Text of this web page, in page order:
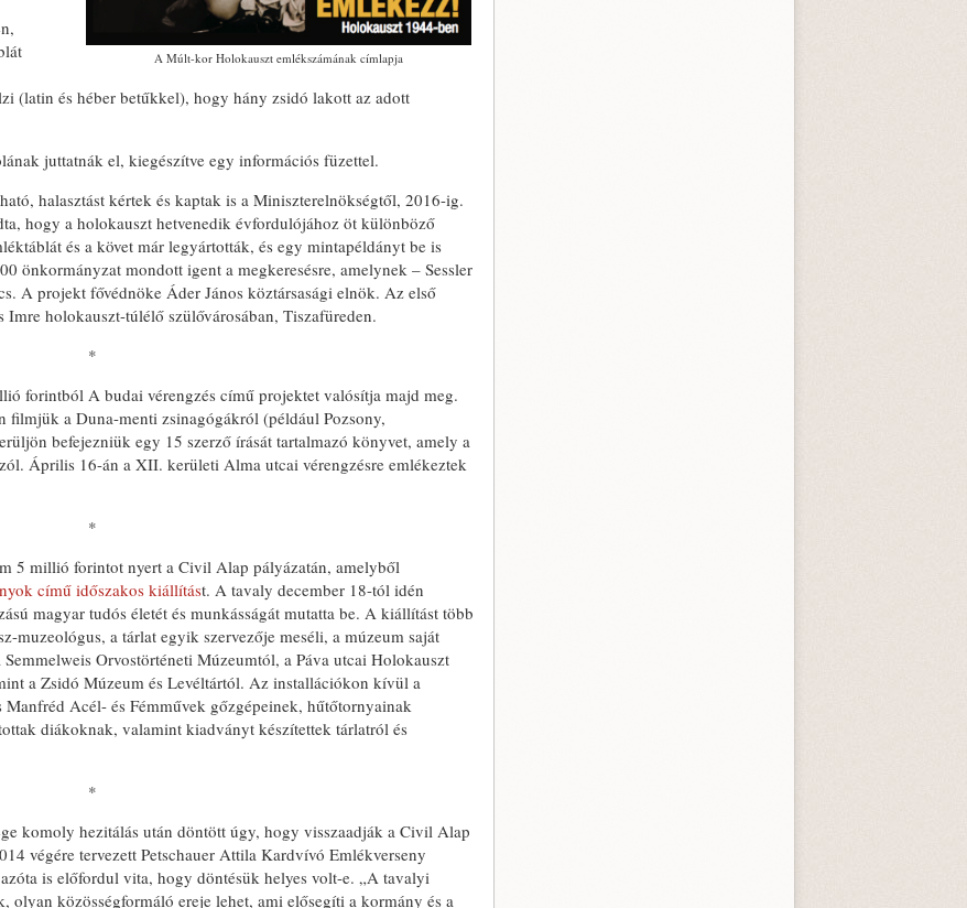
A Múlt-kor Holokauszt emlékszámának címlapja
(latin és héber betűkkel), hogy hány zsidó lakott az adott
juttatnák el, kiegészítve egy információs füzettel.
halasztást kértek és kaptak is a Miniszterelnökségtől, 2016-ig.
hogy a holokauszt hetvenedik évfordulójához öt különböző
és a követ már legyártották, és egy mintapéldányt be is
önkormányzat mondott igent a megkeresésre, amelynek – Sessler
A projekt fővédnöke Áder János köztársasági elnök. Az első
holokauszt-túlélő szülővárosában, Tiszafüreden.
*
forintból A budai vérengzés című projektet valósítja majd meg.
filmjük a Duna-menti zsinagógákról (például Pozsony,
befejezniük egy 15 szerző írását tartalmazó könyvet, amely a
Április 16-án a XII. kerületi Alma utcai vérengzésre emlékeztek
*
5 millió forintot nyert a Civil Alap pályázatán, amelyből
című időszakos kiállítást. A tavaly december 18-tól idén
magyar tudós életét és munkásságát mutatta be. A kiállítást több
muzeológus, a tárlat egyik szervezője meséli, a múzeum saját
Orvostörténeti Múzeumtól, a Páva utcai Holokauszt
a Zsidó Múzeum és Levéltártól. Az installációkon kívül a
Acél- és Fémművek gőzgépeinek, hűtőtornyainak
diákoknak, valamint kiadványt készítettek tárlatról és
*
komoly hezitálás után döntött úgy, hogy visszaadják a Civil Alap
végére tervezett Petschauer Attila Kardvívó Emlékverseny
is előfordul vita, hogy döntésük helyes volt-e. „A tavalyi
olyan közösségformáló ereje lehet, ami elősegíti a kormány és a